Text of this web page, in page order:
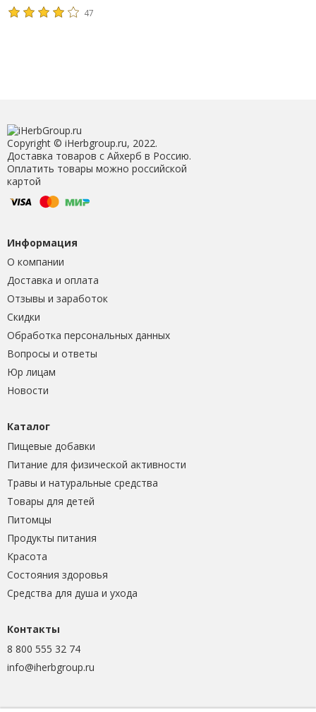
47
Copyright © iHerbgroup.ru, 2022.
Доставка товаров с Айхерб в Россию.
Оплатить товары можно российской
картой
Информация
О компании
Доставка и оплата
Отзывы и заработок
Скидки
Обработка персональных данных
Вопросы и ответы
Юр лицам
Новости
Каталог
Пищевые добавки
Питание для физической активности
Травы и натуральные средства
Товары для детей
Питомцы
Продукты питания
Красота
Состояния здоровья
Средства для душа и ухода
Контакты
8 800 555 32 74
info@iherbgroup.ru